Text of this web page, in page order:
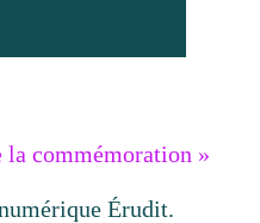
la commémoration »
Érudit.